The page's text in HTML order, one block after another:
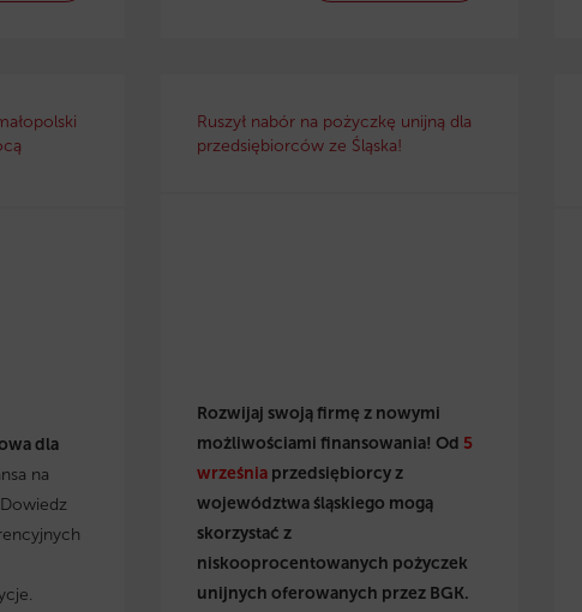
dla
na
Ruszył nabór na pożyczkę unijną dla
przedsiębiorców ze Śląska!
Rozwijaj swoją firmę z nowymi
możliwościami finansowania! Od 5
września przedsiębiorcy z
województwa śląskiego mogą
skorzystać z
niskooprocentowanych pożyczek
unijnych oferowanych przez BGK.